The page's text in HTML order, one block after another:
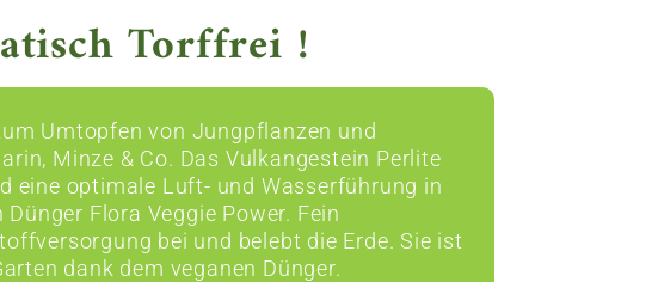
Torffrei !
Umtopfen von Jungpflanzen und
Minze & Co. Das Vulkangestein Perlite
eine optimale Luft- und Wasserführung in
Flora Veggie Power. Fein
bei und belebt die Erde. Sie ist
dank dem veganen Dünger.